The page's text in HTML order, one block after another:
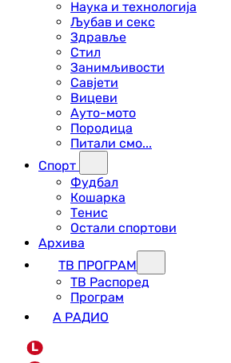
Наука и технологија
Љубав и секс
Здравље
Стил
Занимљивости
Савјети
Вицеви
Ауто-мото
Породица
Питали смо...
Спорт
Фудбал
Кошарка
Тенис
Остали спортови
Архива
ТВ ПРОГРАМ
ТВ Распоред
Програм
А РАДИО
L